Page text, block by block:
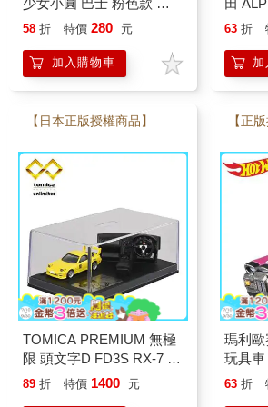
少女小圓 巴士 粉色款 玩
具車 鹿目圓 曉美焰 多美
58 折 特價 280 元
加入購物車
田
車 多
63 折
加
【日本正版授權商品】
TOMICA PREMIUM 無極
限 頭文字D FD3S RX-7 高
橋啟介 附透明展示盒 玩具
89 折 特價 1400 元
【正
瑪利
玩具車
弟 瓦
63 折